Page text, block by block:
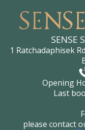
SENSE
1 Ratchadaphisek
Opening
Last
please contact